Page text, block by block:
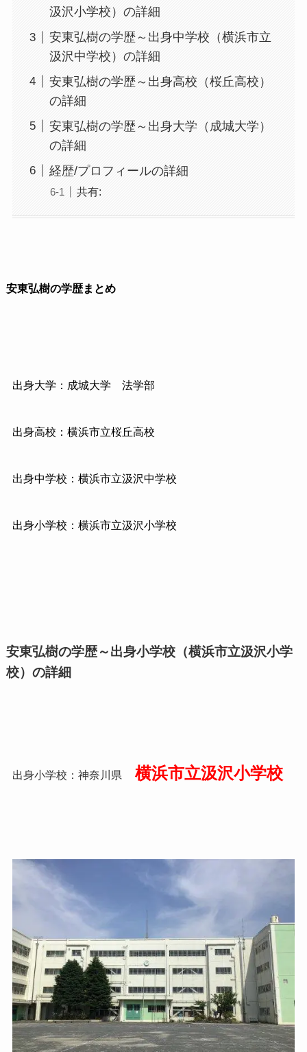
汲沢小学校）の詳細
安東弘樹の学歴～出身中学校（横浜市立
汲沢中学校）の詳細
安東弘樹の学歴～出身高校（桜丘高校）
の詳細
安東弘樹の学歴～出身大学（成城大学）
の詳細
経歴/プロフィールの詳細
共有:
安東弘樹の学歴まとめ
出身大学：成城大学 法学部
出身高校：横浜市立桜丘高校
出身中学校：横浜市立汲沢中学校
出身小学校：横浜市立汲沢小学校
安東弘樹の学歴～出身小学校（横浜市立汲沢小学
校）の詳細
出身小学校：神奈川県 横浜市立汲沢小学校